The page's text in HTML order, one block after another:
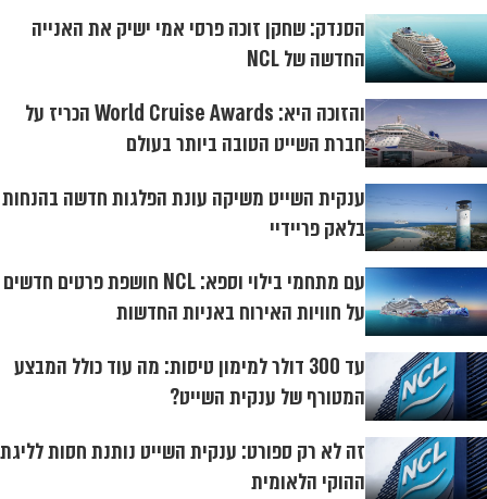
הסנדק: שחקן זוכה פרסי אמי ישיק את האנייה
החדשה של NCL
והזוכה היא: World Cruise Awards הכריז על
חברת השייט הטובה ביותר בעולם
ענקית השייט משיקה עונת הפלגות חדשה בהנחות
בלאק פריידיי
עם מתחמי בילוי וספא: NCL חושפת פרטים חדשים
על חוויות האירוח באניות החדשות
עד 300 דולר למימון טיסות: מה עוד כולל המבצע
המטורף של ענקית השייט?
זה לא רק ספורט: ענקית השייט נותנת חסות לליגת
ההוקי הלאומית